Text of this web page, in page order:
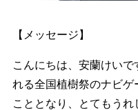
【メッセージ】
こんにちは、安蘭けい
れる全国植樹祭のナビゲ
こととなり、とてもうれ